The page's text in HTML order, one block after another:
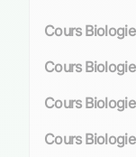
d’une
Les
Biologie
Cours
Cours
Cours
Cours